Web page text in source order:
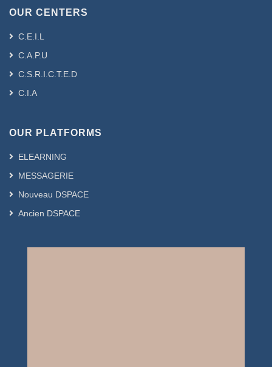
OUR CENTERS
C.E.I.L
C.A.P.U
C.S.R.I.C.T.E.D
C.I.A
OUR PLATFORMS
ELEARNING
MESSAGERIE
Nouveau DSPACE
Ancien DSPACE